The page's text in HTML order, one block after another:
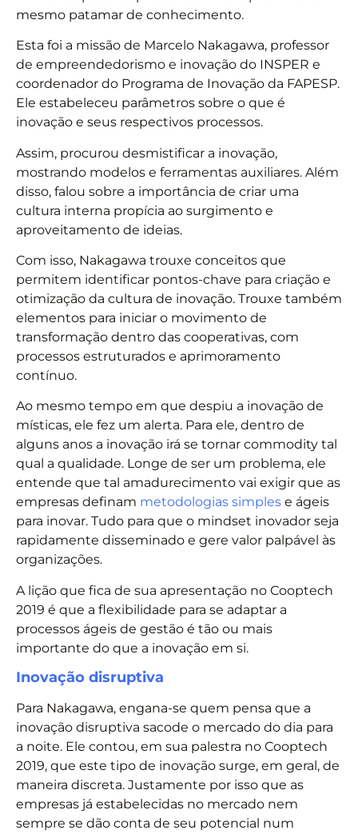
mesmo patamar de conhecimento.
Esta foi a missão de Marcelo Nakagawa, professor
de empreendedorismo e inovação do INSPER e
coordenador do Programa de Inovação da FAPESP.
Ele estabeleceu parâmetros sobre o que é
inovação e seus respectivos processos.
Assim, procurou desmistificar a inovação,
mostrando modelos e ferramentas auxiliares. Além
disso, falou sobre a importância de criar uma
cultura interna propícia ao surgimento e
aproveitamento de ideias.
Com isso, Nakagawa trouxe conceitos que
permitem identificar pontos-chave para criação e
otimização da cultura de inovação. Trouxe também
elementos para iniciar o movimento de
transformação dentro das cooperativas, com
processos estruturados e aprimoramento
contínuo.
Ao mesmo tempo em que despiu a inovação de
místicas, ele fez um alerta. Para ele, dentro de
alguns anos a inovação irá se tornar commodity tal
qual a qualidade. Longe de ser um problema, ele
entende que tal amadurecimento vai exigir que as
empresas definam metodologias simples e ágeis
para inovar. Tudo para que o mindset inovador seja
rapidamente disseminado e gere valor palpável às
organizações.
A lição que fica de sua apresentação no Cooptech
2019 é que a flexibilidade para se adaptar a
processos ágeis de gestão é tão ou mais
importante do que a inovação em si.
Inovação disruptiva
Para Nakagawa, engana-se quem pensa que a
inovação disruptiva sacode o mercado do dia para
a noite. Ele contou, em sua palestra no Cooptech
2019, que este tipo de inovação surge, em geral, de
maneira discreta. Justamente por isso que as
empresas já estabelecidas no mercado nem
sempre se dão conta de seu potencial num